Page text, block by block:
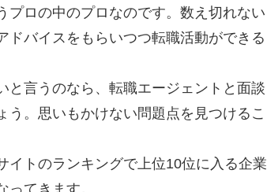
プロの中のプロなのです。数え切れない
ドバイスをもらいつつ転職活動ができる
と言うのなら、転職エージェントと面談
。思いもかけない問題点を見つけるこ
イトのランキングで上位10位に入る企業
てきます。